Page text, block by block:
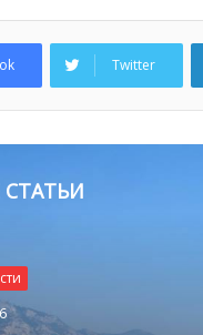
Twitter